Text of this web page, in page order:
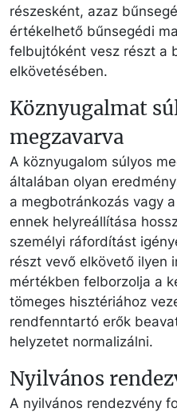
részesként, azaz
értékelhető bűnsegédi
felbujtóként vesz részt a
elkövetésében.
Köznyugalmat
megzavarva
A köznyugalom súlyos
általában olyan
a megbotránkozás vagy
ennek helyreállítása
személyi ráfordítást
részt vevő elkövető ilyen
mértékben felborzolja a
tömeges hisztériához
rendfenntartó erők
helyzetet normalizálni.
Nyilvános
A nyilvános rendezvény